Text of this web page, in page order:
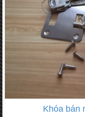
Khóa bán